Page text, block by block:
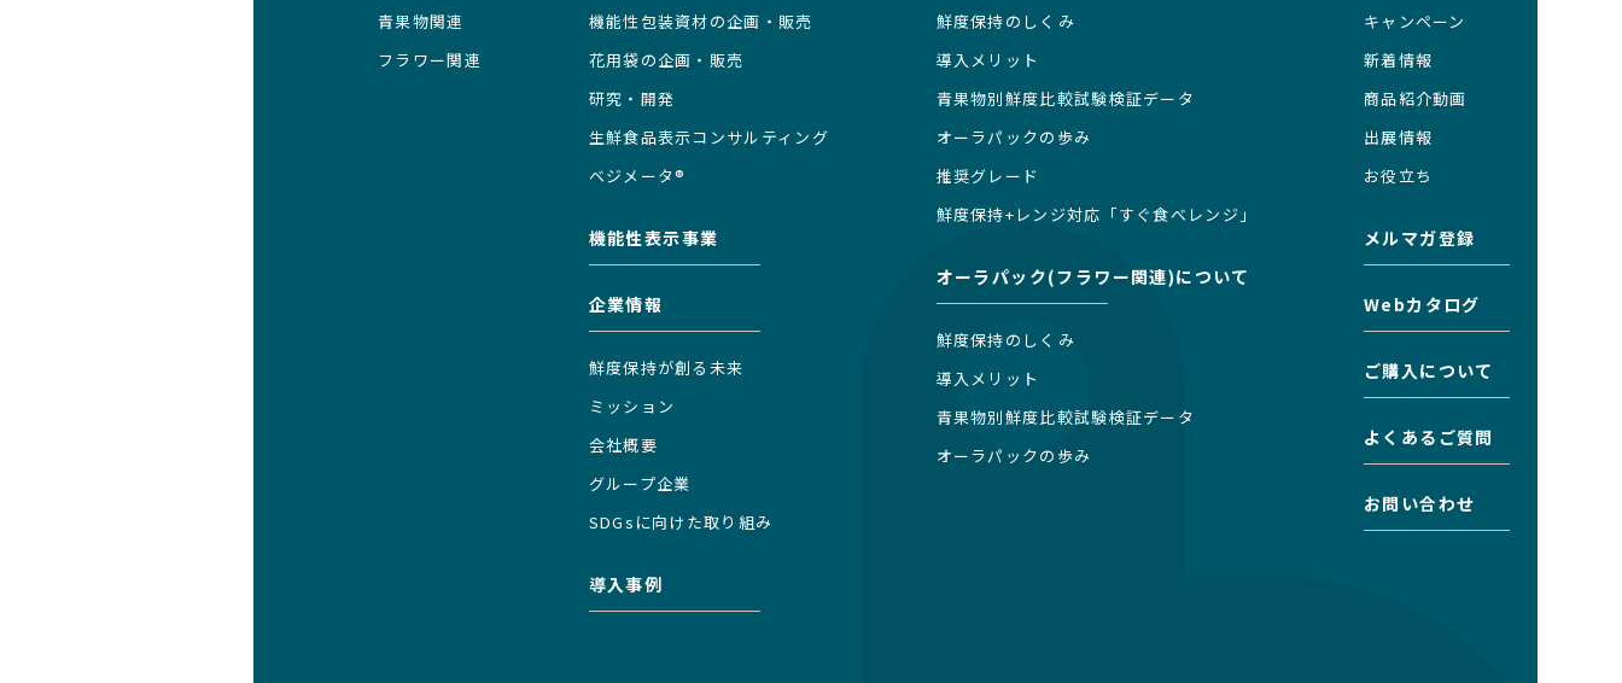
青果物関連
フラワー関連
機能性包装資材の企画・販売
花用袋の企画・販売
研究・開発
生鮮食品表示コンサルティング
ベジメータ®
機能性表示事業
企業情報
鮮度保持が創る未来
ミッション
会社概要
グループ企業
SDGsに向けた取り組み
導入事例
鮮度保持のしくみ
導入メリット
青果物別鮮度比較試験検証データ
オーラパックの歩み
推奨グレード
鮮度保持+レンジ対応「すぐ食べレンジ」
オーラパック(フラワー関連)について
鮮度保持のしくみ
導入メリット
青果物別鮮度比較試験検証データ
オーラパックの歩み
キャンペーン
新着情報
商品紹介動画
出展情報
お役立ち
メルマガ登録
Webカタログ
ご購入について
よくあるご質問
お問い合わせ